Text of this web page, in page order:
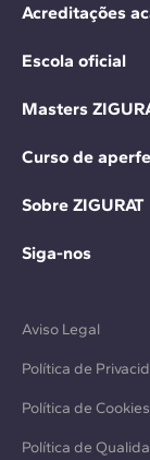
Acreditações
Escola oficial
Masters
Curso de
Sobre ZIGURAT
Siga-nos
Aviso Legal
Política de
Política de Cookies
Política de